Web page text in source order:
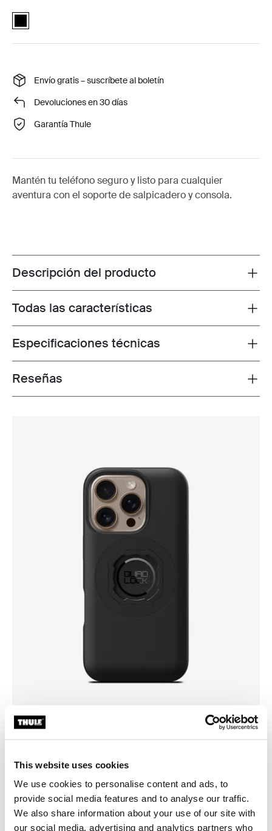
This website uses cookies
We use cookies to personalise content and ads, to
provide social media features and to analyse our traffic.
We also share information about your use of our site with
our social media, advertising and analytics partners who
Quad Lock™ dash and console car mount Negro (selected)
Envío gratis – suscríbete al boletín
Devoluciones en 30 días
Garantía Thule
Mantén tu teléfono seguro y listo para cualquier
aventura con el soporte de salpicadero y consola.
Toggle overview
Descripción del producto
Toggle features
Todas las características
Toggle techspec
Especificaciones técnicas
Toggle overview
Reseñas
Elige una funda